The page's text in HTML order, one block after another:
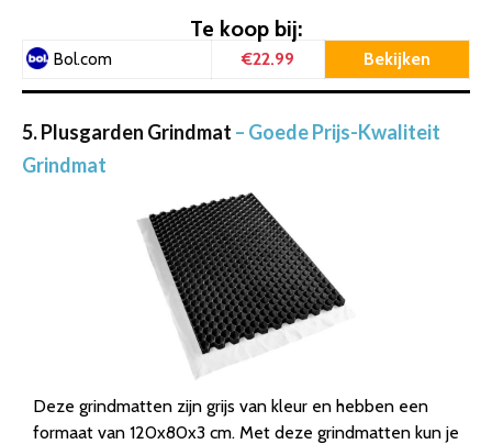
Te koop bij:
Bol.com €22.99 Bekijken
5. Plusgarden Grindmat – Goede Prijs-Kwaliteit
Grindmat
Deze grindmatten zijn grijs van kleur en hebben een
formaat van 120x80x3 cm. Met deze grindmatten kun je